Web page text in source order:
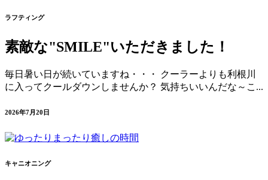
ラフティング
素敵な"SMILE"いただきました！
毎日暑い日が続いていますね・・・ クーラーよりも利根川
に入ってクールダウンしませんか？ 気持ちいいんだな～こ...
2026年7月20日
キャニオニング